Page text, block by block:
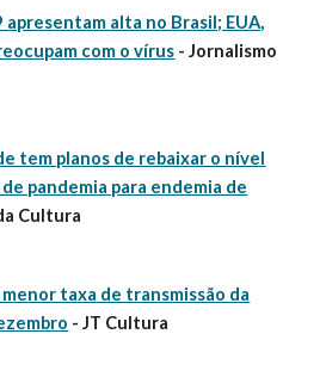
apresentam alta no Brasil; EUA,
com o vírus - Jornalismo
tem planos de rebaixar o nível
pandemia para endemia de
Cultura
taxa de transmissão da
- JT Cultura